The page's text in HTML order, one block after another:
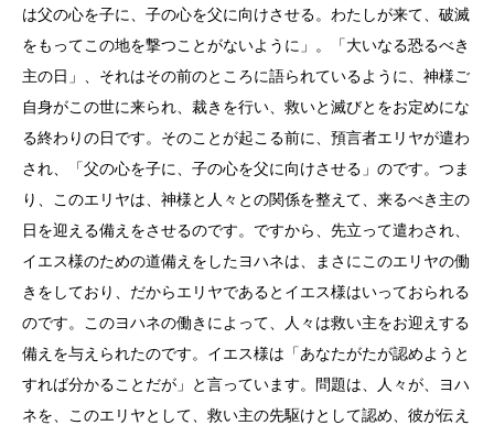
は父の心を子に、子の心を父に向けさせる。わたしが来て、破滅
をもってこの地を撃つことがないように」。「大いなる恐るべき
主の日」、それはその前のところに語られているように、神様ご
自身がこの世に来られ、裁きを行い、救いと滅びとをお定めにな
る終わりの日です。そのことが起こる前に、預言者エリヤが遣わ
され、「父の心を子に、子の心を父に向けさせる」のです。つま
り、このエリヤは、神様と人々との関係を整えて、来るべき主の
日を迎える備えをさせるのです。ですから、先立って遣わされ、
イエス様のための道備えをしたヨハネは、まさにこのエリヤの働
きをしており、だからエリヤであるとイエス様はいっておられる
のです。このヨハネの働きによって、人々は救い主をお迎えする
備えを与えられたのです。イエス様は「あなたがたが認めようと
すれば分かることだが」と言っています。問題は、人々が、ヨハ
ネを、このエリヤとして、救い主の先駆けとして認め、彼が伝え